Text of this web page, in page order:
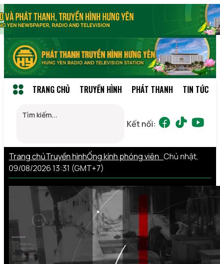
TRANG CHỦ TRUYỀN HÌNH PHÁT THANH TIN TỨC
Kết nối:
Trang chủTruyền hìnhỐng kính phóng viên Chủ nhật,
09/08/2026 13:31 (GMT+7)